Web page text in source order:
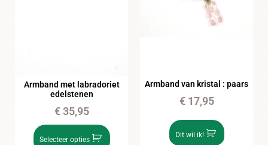
Armband met labradoriet
edelstenen
€35,95
Selecteer opties
Armband van kristal : paars
€17,95
Dit wil ik!